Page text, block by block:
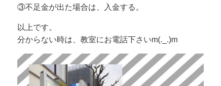
③不足金が出た場合は、入金する。
以上です。
分からない時は、教室にお電話下さいm(._.)m